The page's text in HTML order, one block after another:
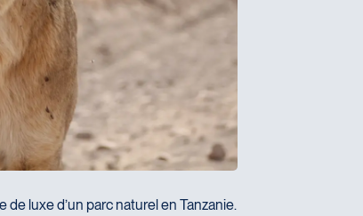
luxe d’un parc naturel en Tanzanie.
de mes droits d'auteur sur les photographies et texte
différentes plateformes (site internet, réseaux sociaux,
SOUMETTRE